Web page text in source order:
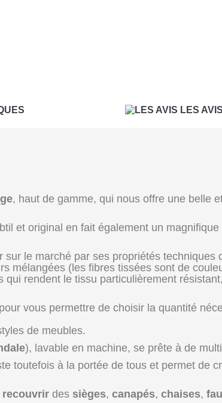
LES AVIS
, haut de gamme, qui nous offre une belle
et original en fait également un magnifique
le marché par ses propriétés techniques
mélangées (les fibres tissées sont de
rendent le tissu particulièrement
vous permettre de choisir la quantité
de meubles.
), lavable en machine, se prête à de
toutefois à la portée de tous et permet de
recouvrir des sièges, canapés, chaises,